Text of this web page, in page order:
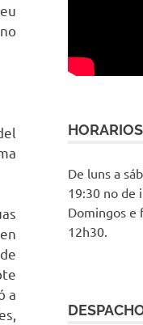
a
De luns a
19:30 no de
Domingos e
12h30.